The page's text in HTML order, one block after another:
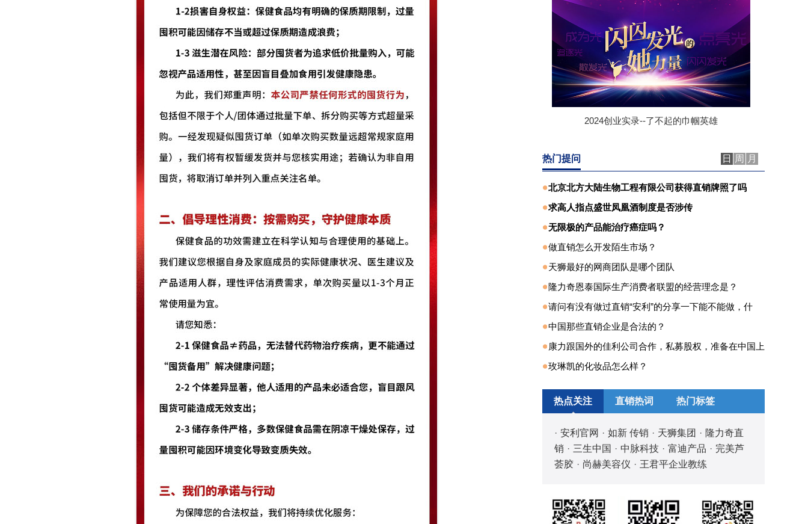
2024创业实录--了不起的巾帼英雄
热门提问 日 周 月
北京北方大陆生物工程有限公司获得直销牌照了吗
求高人指点盛世凤凰酒制度是否涉传
无限极的产品能治疗癌症吗？
做直销怎么开发陌生市场？
天狮最好的网商团队是哪个团队
隆力奇恩泰国际生产消费者联盟的经营理念是？
请问有没有做过直销“安利”的分享一下能不能做，什
中国那些直销企业是合法的？
康力跟国外的佳利公司合作，私募股权，准备在中国上
玫琳凯的化妆品怎么样？
热点关注 直销热词 热门标签
· 安利官网 · 如新 传销 · 天狮集团 · 隆力奇直
销 · 三生中国 · 中脉科技 · 富迪产品 · 完美芦
荟胶 · 尚赫美容仪 · 王君平企业教练